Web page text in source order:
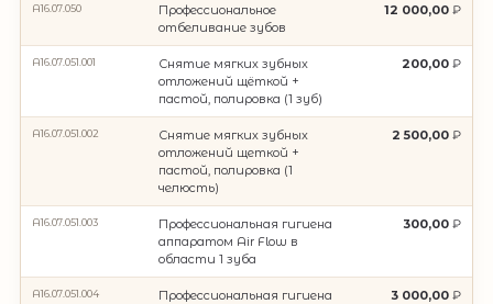
А16.07.050
Профессиональное
отбеливание зубов
12 000,00
A16.07.051.001
Снятие мягких зубных
отложений щёткой +
пастой, полировка (1 зуб)
200,00
A16.07.051.002
Снятие мягких зубных
отложений щеткой +
пастой, полировка (1
челюсть)
2 500,00
A16.07.051.003
Профессиональная гигиена
аппаратом Air Flow в
области 1 зуба
300,00
A16.07.051.004
Профессиональная гигиена
3 000,00